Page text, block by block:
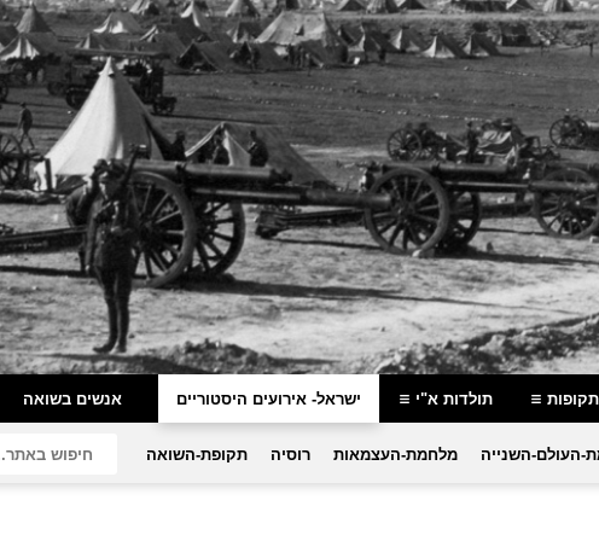
תקופות תולדות א"י ישראל- אירועים היסטוריים אנשים בשואה
העולם-השנייה מלחמת-העצמאות רוסיה תקופת-השואה